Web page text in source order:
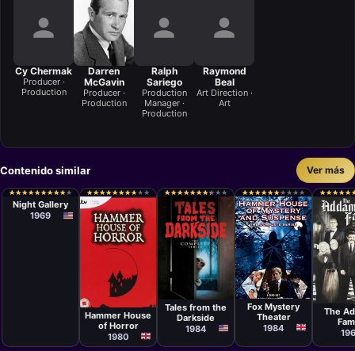
Cy Chermak
Producer ·
Production
Darren
McGavin
Producer ·
Production
Ralph
Sariego
Production
Manager ·
Production
Raymond
Beal
Art Direction ·
Art
Contenido similar Ver más
★
★★
★★
★★
★★
★★
★★
★★
★★
★★
★
Jeannot
Szwarc, Jeff
Corey, Jerrold
Freedman,
Night Gallery
1969
★
★★
★★
★★
★★
★★
★★
★★
★ ★
★ ★
★
Serie
Peter Sasdy
Hammer House
of Horror
1980
★
★★
★★
★★
★★
★★
★★
★★
★ ★
★ ★
★
Frank De
Palma, John
Harrison,
John Strysik,
Theodore
Gershuny,
Gerald Cotts,
Tales from the
Darkside
1984
★
★★
★★
★★
★★
★★
★★
★ ★
★ ★
★ ★
★
Serie
Val Guest,
John Hough,
Peter Sasdy
Fox Mystery
Theater
1984
★
★★
★★
★★
★★
★
Serie
Sidney
Sidney
The